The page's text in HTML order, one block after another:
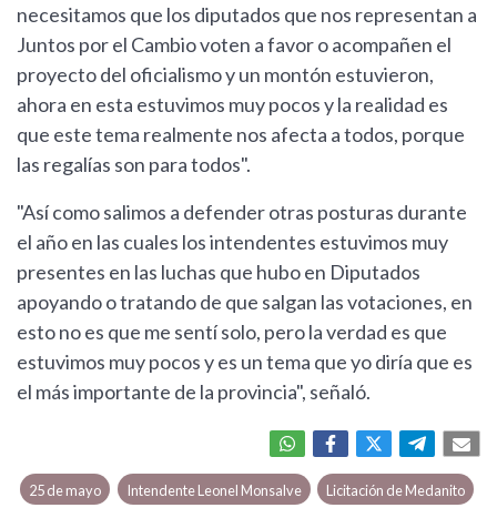
necesitamos que los diputados que nos representan a
Juntos por el Cambio voten a favor o acompañen el
proyecto del oficialismo y un montón estuvieron,
ahora en esta estuvimos muy pocos y la realidad es
que este tema realmente nos afecta a todos, porque
las regalías son para todos".
"Así como salimos a defender otras posturas durante
el año en las cuales los intendentes estuvimos muy
presentes en las luchas que hubo en Diputados
apoyando o tratando de que salgan las votaciones, en
esto no es que me sentí solo, pero la verdad es que
estuvimos muy pocos y es un tema que yo diría que es
el más importante de la provincia", señaló.
25 de mayo Intendente Leonel Monsalve Licitación de Medanito